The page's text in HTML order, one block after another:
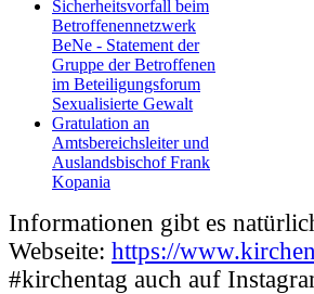
Sicherheitsvorfall beim
Betroffenennetzwerk
BeNe - Statement der
Gruppe der Betroffenen
im Beteiligungsforum
Sexualisierte Gewalt
Gratulation an
Amtsbereichsleiter und
Auslandsbischof Frank
Kopania
Informationen gibt es
Webseite: https://
#kirchentag auch auf